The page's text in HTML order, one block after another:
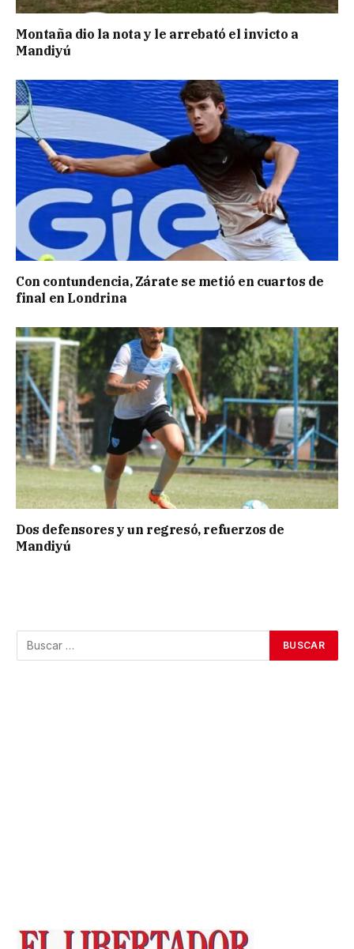
Montaña dio la nota y le arrebató el invicto a
Mandiyú
Con contundencia, Zárate se metió en cuartos de
final en Londrina
Dos defensores y un regresó, refuerzos de
Mandiyú